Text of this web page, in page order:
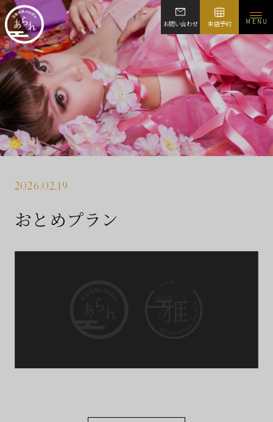
お問い合わせ 来店予約 MENU
2026.02.19
おとめプラン